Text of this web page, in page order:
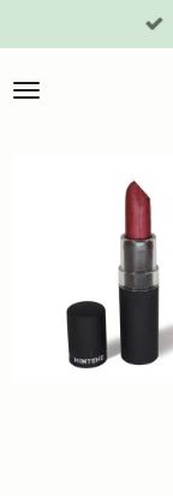
direct
naar